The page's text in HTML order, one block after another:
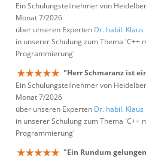
Ein Schulungsteilnehmer von
Monat 7/2026
über unseren Experten Dr. habil.
in unserer Schulung zum Thema 'C++
Programmierung'
"Herr Schmaranz ist
Ein Schulungsteilnehmer von
Monat 7/2026
über unseren Experten Dr. habil.
in unserer Schulung zum Thema 'C++
Programmierung'
"Ein Rundum